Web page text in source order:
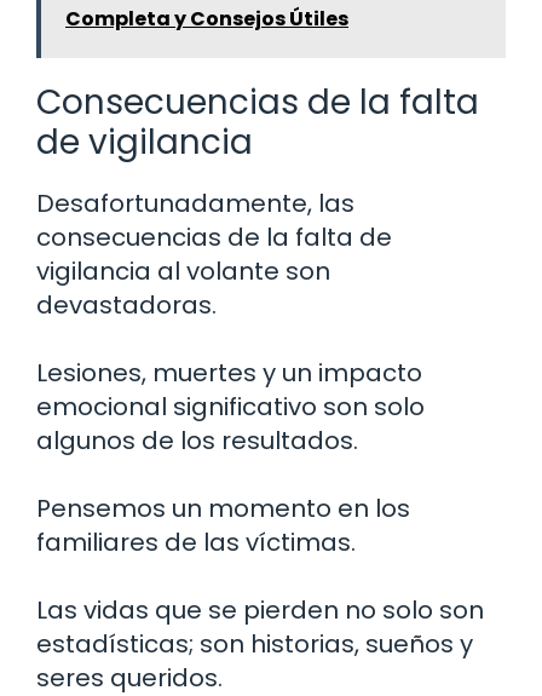
Completa y Consejos Útiles
Consecuencias de la falta
de vigilancia
Desafortunadamente, las
consecuencias de la falta de
vigilancia al volante son
devastadoras.
Lesiones, muertes y un impacto
emocional significativo son solo
algunos de los resultados.
Pensemos un momento en los
familiares de las víctimas.
Las vidas que se pierden no solo son
estadísticas; son historias, sueños y
seres queridos.